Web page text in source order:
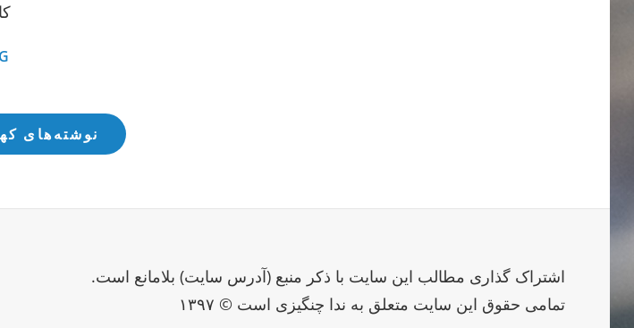
نوشته‌های
اشتراک گذاری مطالب این سایت با ذکر منبع (آدرس سایت) بلامانع است.
تمامی حقوق این سایت متعلق به ندا چنگیزی است © ۱۳۹۷